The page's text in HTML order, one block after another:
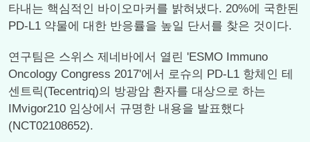
타내는 핵심적인 바이오마커를 밝혀냈다. 20%에 국한된
PD-L1 약물에 대한 반응률을 높일 단서를 찾은 것이다.
연구팀은 스위스 제네바에서 열린 'ESMO Immuno
Oncology Congress 2017'에서 로슈의 PD-L1 항체인 테
센트릭(Tecentriq)의 방광암 환자를 대상으로 하는
IMvigor210 임상에서 규명한 내용을 발표했다
(NCT02108652).